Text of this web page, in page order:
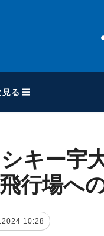
見る ☰
ウクルインフォ
ウクルインフォ
て
キー宇
行場へ
10:28